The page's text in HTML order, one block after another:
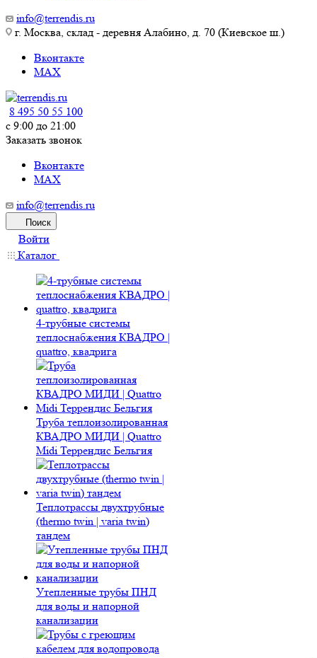
info@terrendis.ru
г. Москва, склад - деревня Алабино, д. 70 (Киевское ш.)
Вконтакте
MAX
8 495 50 55 100
c 9:00 до 21:00
Заказать звонок
Вконтакте
MAX
info@terrendis.ru
Поиск
Войти
Каталог
4-трубные системы
теплоснабжения КВАДРО |
quattro, квадрига
Труба теплоизолированная
КВАДРО МИДИ | Quattro
Midi Террендис Бельгия
Теплотрассы двухтрубные
(thermo twin | varia twin)
тандем
Утепленные трубы ПНД
для воды и напорной
канализации